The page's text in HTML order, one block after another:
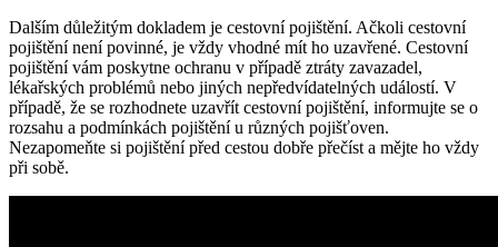
Dalším důležitým dokladem je cestovní pojištění. Ačkoli cestovní
⁣pojištění není povinné, je vždy vhodné mít ‍ho uzavřené. Cestovní
⁢pojištění vám poskytne ochranu v případě ztráty zavazadel,
lékařských problémů nebo ⁢jiných nepředvídatelných událostí. V
případě, že se rozhodnete uzavřít cestovní⁢ pojištění, informujte se o
rozsahu a podmínkách pojištění‍ u různých pojišťoven.
Nezapomeňte ​si pojištění ​před cestou dobře přečíst a mějte ‌ho vždy
při sobě.